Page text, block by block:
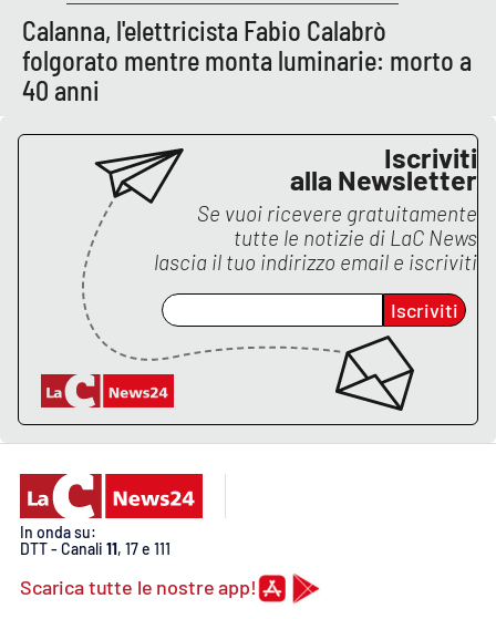
Lamezia Terme
SPECIALI
Buona Sanità Calabria
CALABRIAVISIONE
Destinazioni
Eventi
Food
Storie
Calanna, l'elettricista Fabio Calabrò
folgorato mentre monta luminarie: morto a
40 anni
Iscriviti
alla Newsletter
Se vuoi ricevere gratuitamente
tutte le notizie di LaC News
lascia il tuo indirizzo email e iscriviti
Iscriviti
In onda su:
DTT - Canali 11, 17 e 111
Scarica tutte le nostre app!